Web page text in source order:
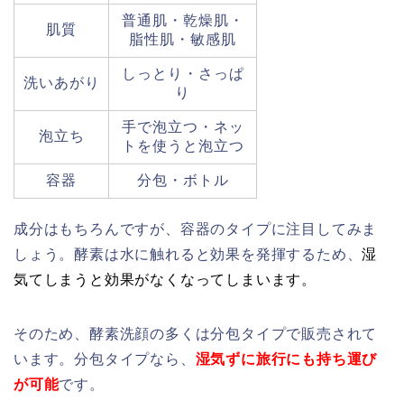
肌質
普通肌・乾燥肌・
脂性肌・敏感肌
洗いあがり
しっとり・さっぱ
り
泡立ち
手で泡立つ・ネッ
トを使うと泡立つ
容器 分包・ボトル
成分はもちろんですが、容器のタイプに注目してみま
しょう。酵素は水に触れると効果を発揮するため、湿
気てしまうと効果がなくなってしまいます。
そのため、酵素洗顔の多くは分包タイプで販売されて
います。分包タイプなら、 湿気ずに旅行にも持ち運び
が可能です。